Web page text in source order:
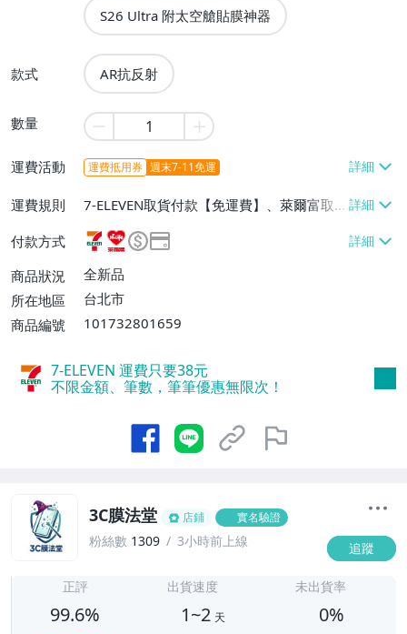
S26 Ultra 附太空艙貼膜神器
款式 AR抗反射
數量
運費活動 運費抵用券 週末7-11免運
運費規則
7-ELEVEN取貨付款【免運費】、萊爾富取
貨付款【免運費】、宅配/貨運【免運
費】、郵局掛號【免運費】、面交/自取/不
寄送【免運費】
付款方式
商品狀況
全新品
所在地區
台北市
商品編號
101732801659
7-ELEVEN 運費只要38元
不限金額、筆數，筆筆優惠無限次！
3C膜法堂 店鋪 實名驗證
粉絲數 1309 3小時前上線 追蹤
正評
99.6%
出貨速度
1~2 天
未出貨率
0%